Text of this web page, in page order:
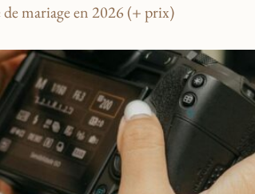
mariage en 2026 (+ prix)